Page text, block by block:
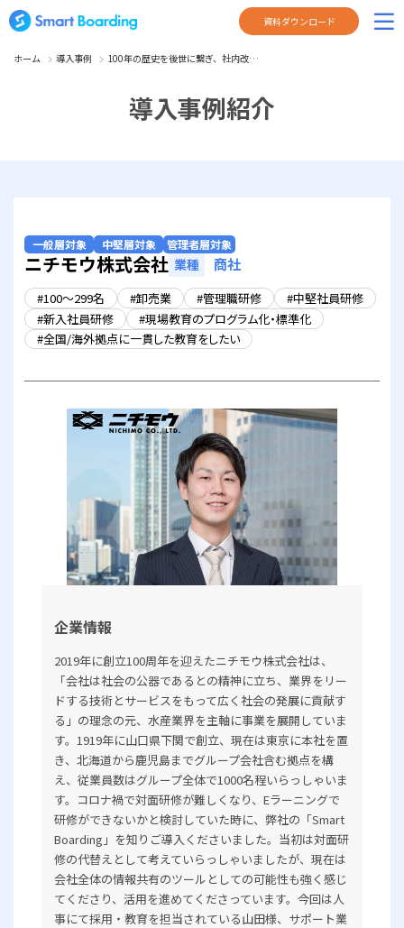
資料ダウンロード
ホーム 導入事例 100年の歴史を後世に繋ぎ、社内改…
導入事例紹介
ニチモウ株式会社 商社
100〜299名 卸売業 管理職研修
中堅社員研修
新入社員研修
現場教育のプログラム化・標準化
全国/海外拠点に一貫した教育をしたい
一般層対象 中堅層対象 管理者層対象
企業情報
2019年に創立100周年を迎えたニチモウ株式会社は、
「会社は社会の公器であるとの精神に立ち、業界をリー
ドする技術とサービスをもって広く社会の発展に貢献す
る」の理念の元、水産業界を主軸に事業を展開していま
す。1919年に山口県下関で創立、現在は東京に本社を置
き、北海道から鹿児島までグループ会社含む拠点を構
え、従業員数はグループ全体で1000名程いらっしゃいま
す。コロナ禍で対面研修が難しくなり、Eラーニングで
研修ができないかと検討していた時に、弊社の「Smart
Boarding」を知りご導入くださいました。当初は対面研
修の代替えとして考えていらっしゃいましたが、現在は
会社全体の情報共有のツールとしての可能性も強く感じ
てくださり、活用を進めてくださっています。今回は人
事にて採用・教育を担当されている山田様、サポート業